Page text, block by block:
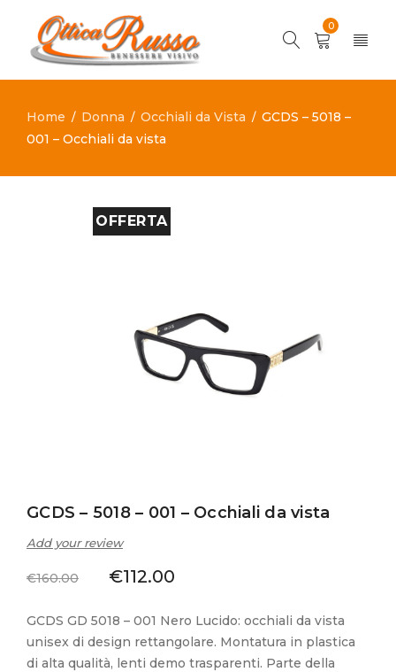
0
Home / Donna / Occhiali da Vista / GCDS – 5018 –
001 – Occhiali da vista
OFFERTA
GCDS – 5018 – 001 – Occhiali da vista
Add your review
€160.00 €112.00
GCDS GD 5018 – 001 Nero Lucido: occhiali da vista
unisex di design rettangolare. Montatura in plastica
di alta qualità, lenti demo trasparenti. Parte della